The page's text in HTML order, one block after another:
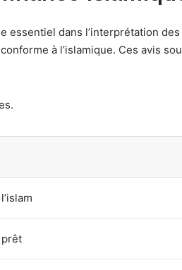
dans l’interprétation
à l’islamique. Ces avis
prêt